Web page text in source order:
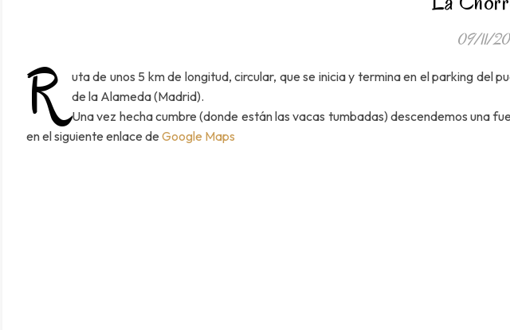
09/11/
R
uta de unos 5 km de longitud, circular, que se inicia y termina en el parking del
de la Alameda (Madrid).
Una vez hecha cumbre (donde están las vacas tumbadas) descendemos una
en el siguiente enlace de Google Maps